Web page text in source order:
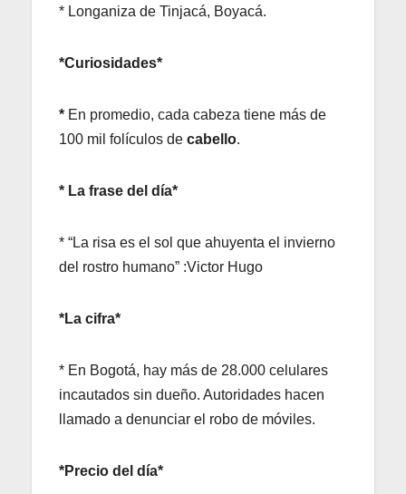
* Longaniza de Tinjacá, Boyacá.
*Curiosidades*
* En promedio, cada cabeza tiene más de
100 mil folículos de cabello.
* La frase del día*
* “La risa es el sol que ahuyenta el invierno
del rostro humano” :Victor Hugo
*La cifra*
* En Bogotá, hay más de 28.000 celulares
incautados sin dueño. Autoridades hacen
llamado a denunciar el robo de móviles.
*Precio del día*